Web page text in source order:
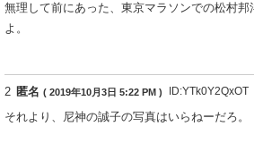
無理して前にあった、東京マラソンでの松村
よ。
2 匿名 ( 2019年10月3日 5:22 PM ) ID:YTk0Y2QxOT
それより、尼神の誠子の写真はいらねーだろ。